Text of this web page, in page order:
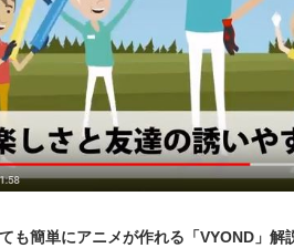
も簡単にアニメが作れる「VYOND」